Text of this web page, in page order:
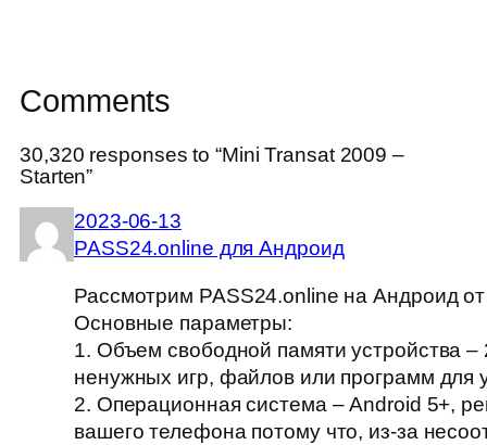
Comments
30,320 responses to “Mini Transat 2009 –
Starten”
2023-06-13
PASS24.online для Андроид
Рассмотрим PASS24.online на Андроид от
Основные параметры:
1. Объем свободной памяти устройства –
ненужных игр, файлов или программ для
2. Операционная система – Android 5+,
вашего телефона потому что, из-за